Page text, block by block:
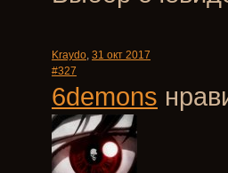
Kraydo, 31 окт 2017
#327
6demons